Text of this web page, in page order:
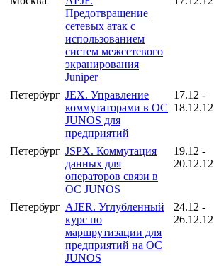
Предотвращение
сетевых атак с
использованием
систем межсетевого
экранирования
Juniper
Петербург JEX. Управление
коммутаторами в ОС
JUNOS для
предприятий
17.12 -
18.12.12
Петербург JSPX. Коммутация
данных для
операторов связи в
ОС JUNOS
19.12 -
20.12.12
Петербург AJER. Углубленный
курс по
маршрутизации для
предприятий на ОС
JUNOS
24.12 -
26.12.12